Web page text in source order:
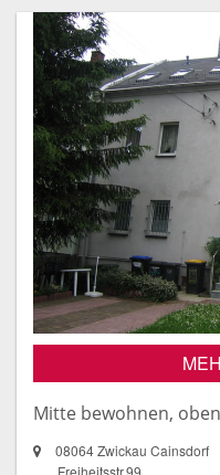
Mitte bewohnen,
08064 Zwickau Cainsdorf
Freiheitsstr.99